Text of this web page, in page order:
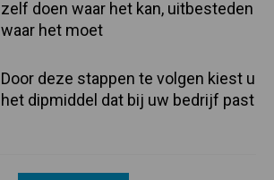
zelf doen waar het kan, uitbesteden
waar het moet
Door deze stappen te volgen kiest u
het dipmiddel dat bij uw bedrijf past